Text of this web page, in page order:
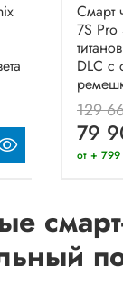
Смарт
7S Pro
DLC с
129
79
от +